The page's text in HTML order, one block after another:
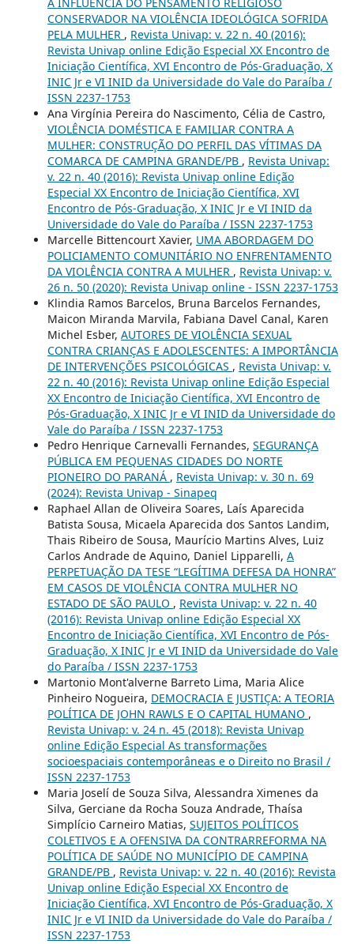
CONSERVADOR NA VIOLÊNCIA IDEOLÓGICA SOFRIDA
PELA MULHER , Revista Univap: v. 22 n. 40 (2016):
Revista Univap online Edição Especial XX Encontro de
Iniciação Científica, XVI Encontro de Pós-Graduação, X
INIC Jr e VI INID da Universidade do Vale do Paraíba /
ISSN 2237-1753
Ana Virgínia Pereira do Nascimento, Célia de Castro,
VIOLÊNCIA DOMÉSTICA E FAMILIAR CONTRA A
MULHER: CONSTRUÇÃO DO PERFIL DAS VÍTIMAS DA
COMARCA DE CAMPINA GRANDE/PB , Revista Univap:
v. 22 n. 40 (2016): Revista Univap online Edição
Especial XX Encontro de Iniciação Científica, XVI
Encontro de Pós-Graduação, X INIC Jr e VI INID da
Universidade do Vale do Paraíba / ISSN 2237-1753
Marcelle Bittencourt Xavier, UMA ABORDAGEM DO
POLICIAMENTO COMUNITÁRIO NO ENFRENTAMENTO
DA VIOLÊNCIA CONTRA A MULHER , Revista Univap: v.
26 n. 50 (2020): Revista Univap online - ISSN 2237-1753
Klindia Ramos Barcelos, Bruna Barcelos Fernandes,
Maicon Miranda Marvila, Fabiana Davel Canal, Karen
Michel Esber, AUTORES DE VIOLÊNCIA SEXUAL
CONTRA CRIANÇAS E ADOLESCENTES: A IMPORTÂNCIA
DE INTERVENÇÕES PSICOLÓGICAS , Revista Univap: v.
22 n. 40 (2016): Revista Univap online Edição Especial
XX Encontro de Iniciação Científica, XVI Encontro de
Pós-Graduação, X INIC Jr e VI INID da Universidade do
Vale do Paraíba / ISSN 2237-1753
Pedro Henrique Carnevalli Fernandes, SEGURANÇA
PÚBLICA EM PEQUENAS CIDADES DO NORTE
PIONEIRO DO PARANÁ , Revista Univap: v. 30 n. 69
(2024): Revista Univap - Sinapeq
Raphael Allan de Oliveira Soares, Laís Aparecida
Batista Sousa, Micaela Aparecida dos Santos Landim,
Thais Ribeiro de Sousa, Maurício Martins Alves, Luiz
Carlos Andrade de Aquino, Daniel Lipparelli, A
PERPETUAÇÃO DA TESE “LEGÍTIMA DEFESA DA HONRA”
EM CASOS DE VIOLÊNCIA CONTRA MULHER NO
ESTADO DE SÃO PAULO , Revista Univap: v. 22 n. 40
(2016): Revista Univap online Edição Especial XX
Encontro de Iniciação Científica, XVI Encontro de Pós-
Graduação, X INIC Jr e VI INID da Universidade do Vale
do Paraíba / ISSN 2237-1753
Martonio Mont'alverne Barreto Lima, Maria Alice
Pinheiro Nogueira, DEMOCRACIA E JUSTIÇA: A TEORIA
POLÍTICA DE JOHN RAWLS E O CAPITAL HUMANO ,
Revista Univap: v. 24 n. 45 (2018): Revista Univap
online Edição Especial As transformações
socioespaciais contemporâneas e o Direito no Brasil /
ISSN 2237-1753
Maria Joselí de Souza Silva, Alessandra Ximenes da
Silva, Gerciane da Rocha Souza Andrade, Thaísa
Simplício Carneiro Matias, SUJEITOS POLÍTICOS
COLETIVOS E A OFENSIVA DA CONTRARREFORMA NA
POLÍTICA DE SAÚDE NO MUNICÍPIO DE CAMPINA
GRANDE/PB , Revista Univap: v. 22 n. 40 (2016): Revista
Univap online Edição Especial XX Encontro de
Iniciação Científica, XVI Encontro de Pós-Graduação, X
INIC Jr e VI INID da Universidade do Vale do Paraíba /
ISSN 2237-1753